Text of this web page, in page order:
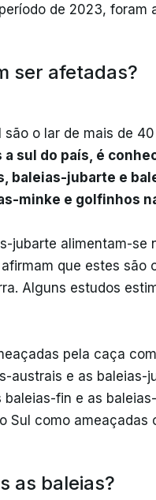
de 2023, foram
ser afetadas?
o lar de mais de
a sul do país, é
baleias-jubarte e
minke e golfinhos
jubarte alimentam-se
que estes são
Alguns estudos
pela caça
austrais e as baleias-
fin e as
Sul como
as baleias?